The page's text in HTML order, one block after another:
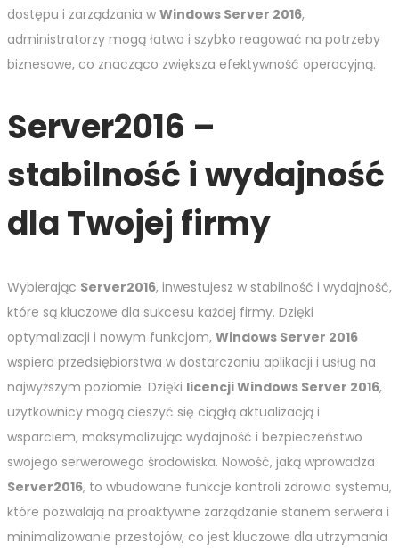
dostępu i zarządzania w Windows Server 2016,
administratorzy mogą łatwo i szybko reagować na potrzeby
biznesowe, co znacząco zwiększa efektywność operacyjną.
Server2016 –
stabilność i wydajność
dla Twojej firmy
Wybierając Server2016, inwestujesz w stabilność i wydajność,
które są kluczowe dla sukcesu każdej firmy. Dzięki
optymalizacji i nowym funkcjom, Windows Server 2016
wspiera przedsiębiorstwa w dostarczaniu aplikacji i usług na
najwyższym poziomie. Dzięki licencji Windows Server 2016,
użytkownicy mogą cieszyć się ciągłą aktualizacją i
wsparciem, maksymalizując wydajność i bezpieczeństwo
swojego serwerowego środowiska. Nowość, jaką wprowadza
Server2016, to wbudowane funkcje kontroli zdrowia systemu,
które pozwalają na proaktywne zarządzanie stanem serwera i
minimalizowanie przestojów, co jest kluczowe dla utrzymania